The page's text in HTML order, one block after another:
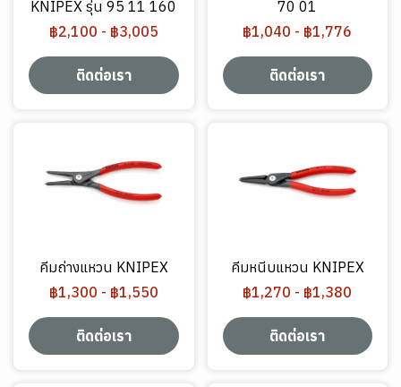
KNIPEX รุ่น 95 11 160
฿2,100 - ฿3,005
ติดต่อเรา
70 01
฿1,040 - ฿1,776
ติดต่อเรา
คีมถ่างแหวน KNIPEX
฿1,300 - ฿1,550
ติดต่อเรา
คีมหนีบแหวน KNIPEX
฿1,270 - ฿1,380
ติดต่อเรา